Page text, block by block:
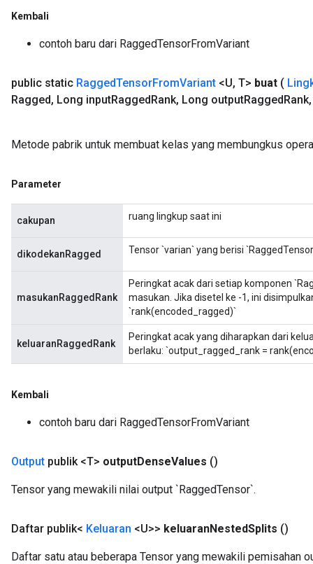
Kembali
contoh baru dari RaggedTensorFromVariant
public static RaggedTensorFromVariant <U, T> buat (
Ragged, Long inputRaggedRank, Long outputRaggedRank,
Metode pabrik untuk membuat kelas yang membungkus
Parameter
cakupan ruang lingkup saat ini
dikodekanRagged Tensor `varian` yang berisi
masukanRaggedRank
Peringkat acak dari setiap komponen
masukan. Jika disetel ke -1, ini
`rank(encoded_ragged)`
keluaranRaggedRank
Peringkat acak yang diharapkan dari
berlaku: `output_ragged_rank =
Kembali
contoh baru dari RaggedTensorFromVariant
Output publik <T> outputDenseValues ​​()
Tensor yang mewakili nilai output `RaggedTensor`.
Daftar publik< Keluaran <U>> keluaranNestedSplits ()
Daftar satu atau beberapa Tensor yang mewakili pemisahan